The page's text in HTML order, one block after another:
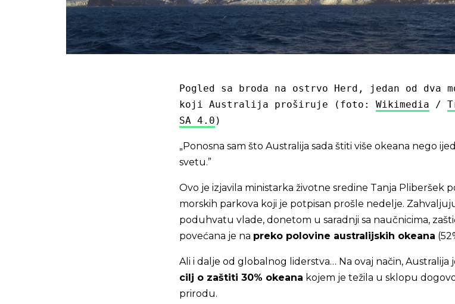
Pogled sa broda na ostrvo Herd, jedan od dva
koji Australija proširuje (foto: Wikimedia /
SA 4.0 )
„Ponosna sam što Australija sada štiti više okeana nego
svetu.”
Ovo je izjavila ministarka životne sredine Tanja Pliberšek
morskih parkova koji je potpisan prošle nedelje.
poduhvatu vlade, donetom u saradnji sa naučnicima,
povećana je na preko polovine australijskih okeana
Ali i dalje od globalnog liderstva… Na ovaj način, Australija
cilj o zaštiti 30% okeana kojem je težila u sklopu
prirodu.